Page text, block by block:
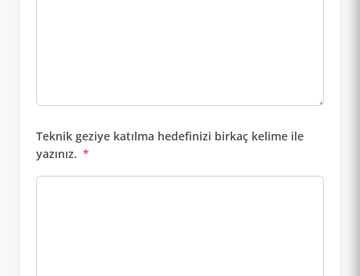
Teknik geziye katılma hedefinizi birkaç kelime ile
yazınız. *